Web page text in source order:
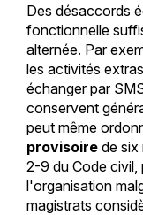
Des désaccords
fonctionnelle
alternée. Par
les activités
échanger par
conservent
peut même
provisoirede six
2-9 du Code
l'organisation
magistrats